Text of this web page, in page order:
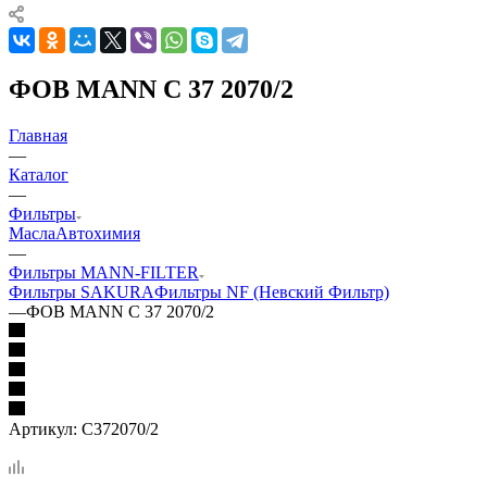
ФОВ MANN C 37 2070/2
Главная
—
Каталог
—
Фильтры
МаслаАвтохимия
—
Фильтры MANN-FILTER
Фильтры SAKURAФильтры NF (Невский Фильтр)
—ФОВ MANN C 37 2070/2
Артикул: C372070/2